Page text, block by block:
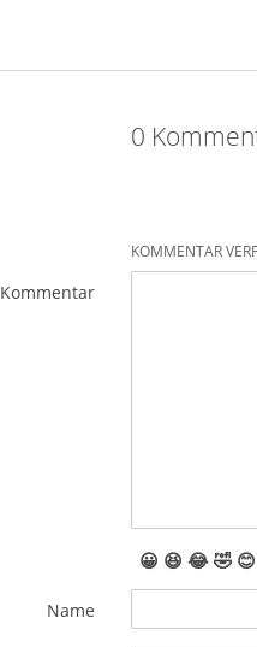
0
KOMMENTAR
Kommentar
😀 😆 😂🤣 😊
Name